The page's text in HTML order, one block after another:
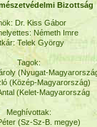
Bizottság
Dr. Kiss Gábor
Németh Imre
Telek György
Tagok:
(Nyugat-
(Közép-Magyarország)
(Kelet-Magyarország
Meghívottak:
(Sz-Sz-B. megye)